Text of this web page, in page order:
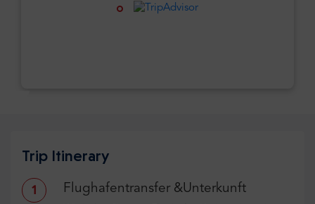
Trip Itinerary
1 Flughafentransfer &Unterkunft